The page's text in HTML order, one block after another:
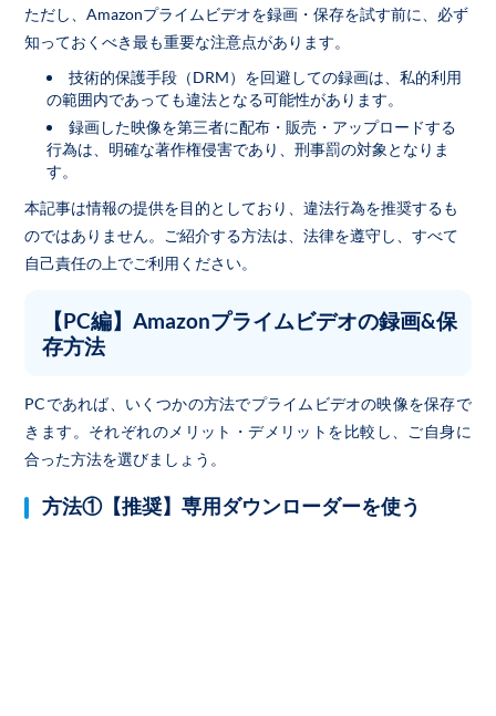
ただし、Amazonプライムビデオを録画・保存を試す前に、必ず
知っておくべき最も重要な注意点があります。
技術的保護手段（DRM）を回避しての録画は、私的利用
の範囲内であっても違法となる可能性があります。
録画した映像を第三者に配布・販売・アップロードする
行為は、明確な著作権侵害であり、刑事罰の対象となりま
す。
本記事は情報の提供を目的としており、違法行為を推奨するも
のではありません。ご紹介する方法は、法律を遵守し、すべて
自己責任の上でご利用ください。
【PC編】Amazonプライムビデオの録画&保
存方法
PCであれば、いくつかの方法でプライムビデオの映像を保存で
きます。それぞれのメリット・デメリットを比較し、ご自身に
合った方法を選びましょう。
方法①【推奨】専用ダウンローダーを使う